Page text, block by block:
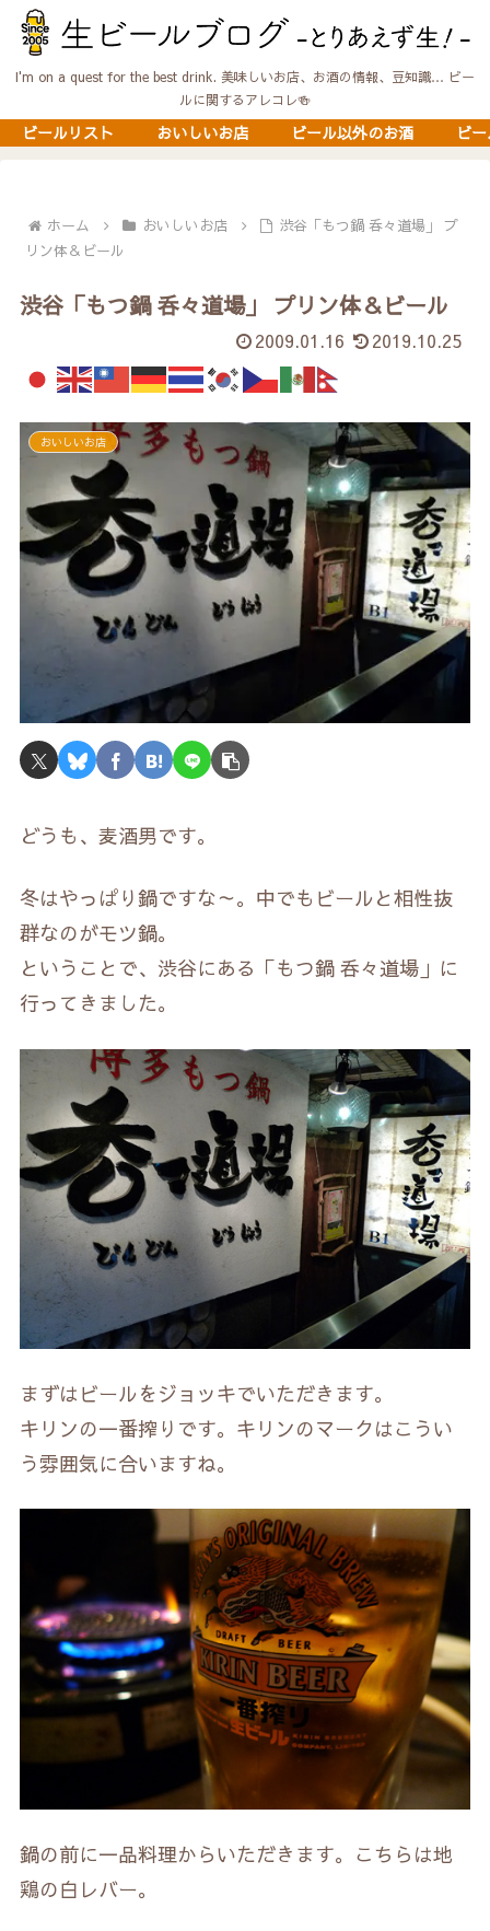
I'm on a quest for the best drink. 美味しいお店、お酒の情報、豆知識… ビー
ルに関するアレコレ🍻
ビールリスト おいしいお店 ビール以外のお酒 ビ
ホーム おいしいお店
渋谷「もつ鍋 呑々道場」 プ
リン体＆ビール
渋谷「もつ鍋 呑々道場」 プリン体＆ビール
2009.01.16 2019.10.25
おいしいお店
どうも、麦酒男です。
冬はやっぱり鍋ですな～。中でもビールと相性抜
群なのがモツ鍋。
ということで、渋谷にある「もつ鍋 呑々道場」に
行ってきました。
まずはビールをジョッキでいただきます。
キリンの一番搾りです。キリンのマークはこうい
う雰囲気に合いますね。
鍋の前に一品料理からいただきます。こちらは地
鶏の白レバー。